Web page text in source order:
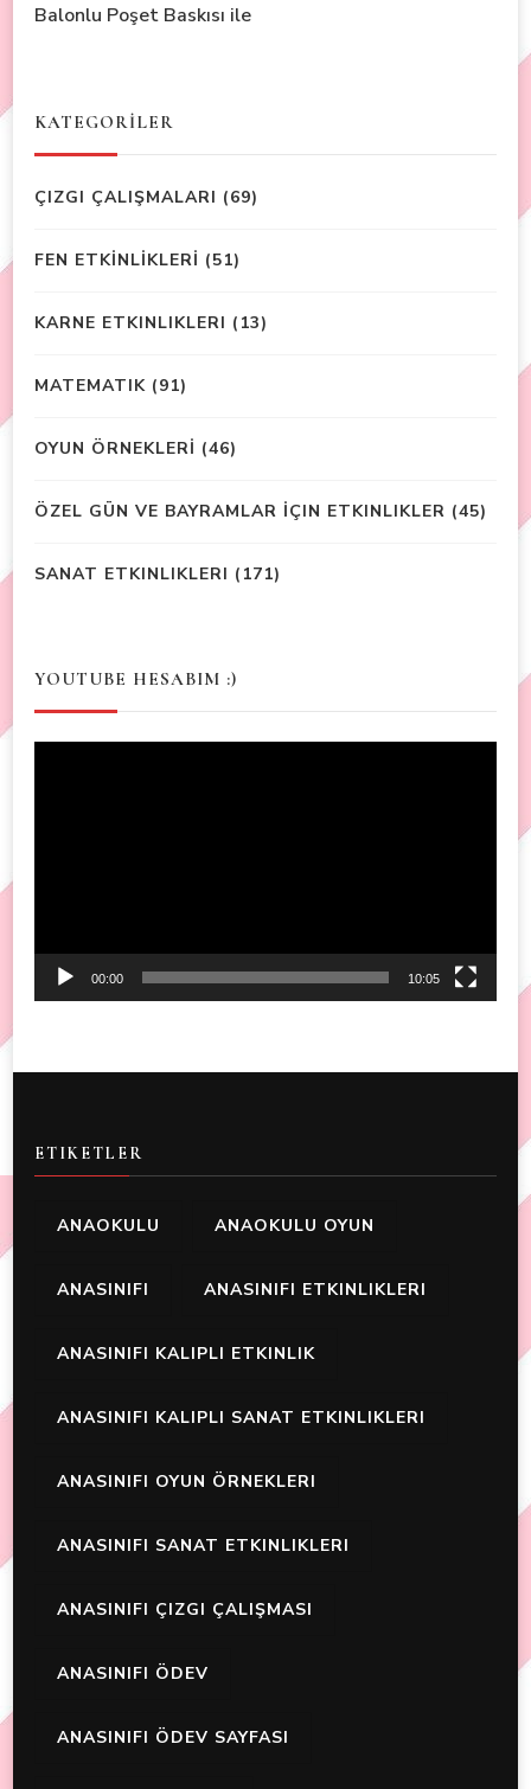
Balonlu Poşet Baskısı ile
KATEGORİLER
ÇIZGI ÇALIŞMALARI (69)
FEN ETKİNLİKLERİ (51)
KARNE ETKINLIKLERI (13)
MATEMATIK (91)
OYUN ÖRNEKLERİ (46)
ÖZEL GÜN VE BAYRAMLAR İÇIN ETKINLIKLER (45)
SANAT ETKINLIKLERI (171)
YOUTUBE HESABIM :)
00:00 10:05
ETIKETLER
ANAOKULU ANAOKULU OYUN
ANASINIFI ANASINIFI ETKINLIKLERI
ANASINIFI KALIPLI ETKINLIK
ANASINIFI KALIPLI SANAT ETKINLIKLERI
ANASINIFI OYUN ÖRNEKLERI
ANASINIFI SANAT ETKINLIKLERI
ANASINIFI ÇIZGI ÇALIŞMASI
ANASINIFI ÖDEV
ANASINIFI ÖDEV SAYFASI